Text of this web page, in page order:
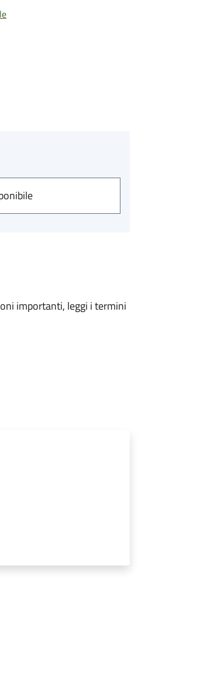
importanti, leggi i termini